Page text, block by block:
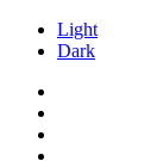
Light
Dark